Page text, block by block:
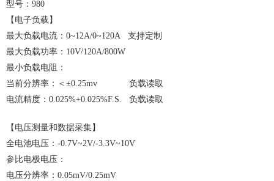
型号：980
【电子负载】
最大负载电流：0~12A/0~120A 支持定制
最大负载功率：10V/120A/800W
最小负载电阻：
当前分辨率：＜±0.25mv 负载读取
电流精度：0.025%+0.025%F.S. 负载读取
【电压测量和数据采集】
全电池电压：-0.7V~2V/-3.3V~10V
参比电极电压：
电压分辨率：0.05mV/0.25mV